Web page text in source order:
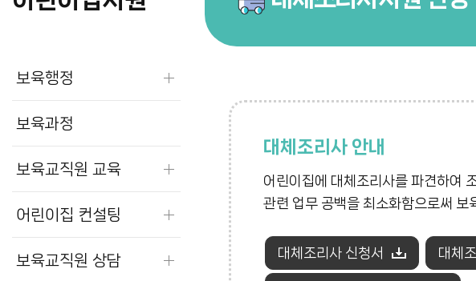
보육행정
보육과정
보육교직원 교육
어린이집 컨설팅
보육교직원 상담
대체조리사 안내
어린이집에 대체조리사를 파견하여
관련 업무 공백을 최소화함으로써 보
대체조리사 신청서 대체